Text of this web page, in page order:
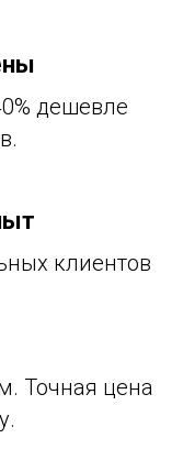
дешевле
клиентов
Точная цена